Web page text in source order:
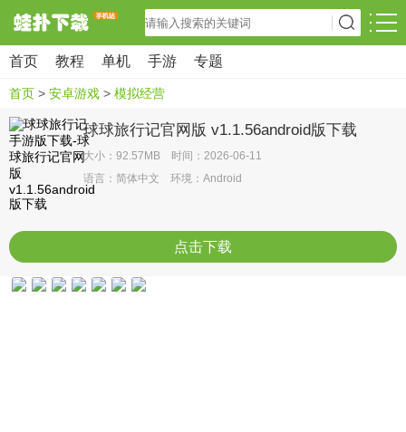
首页 教程 单机 手游 专题
首页 > 安卓游戏 > 模拟经营
球球旅行记官网版 v1.1.56android版下载
大小：92.57MB 时间：2026-06-11
语言：简体中文 环境：Android
点击下载